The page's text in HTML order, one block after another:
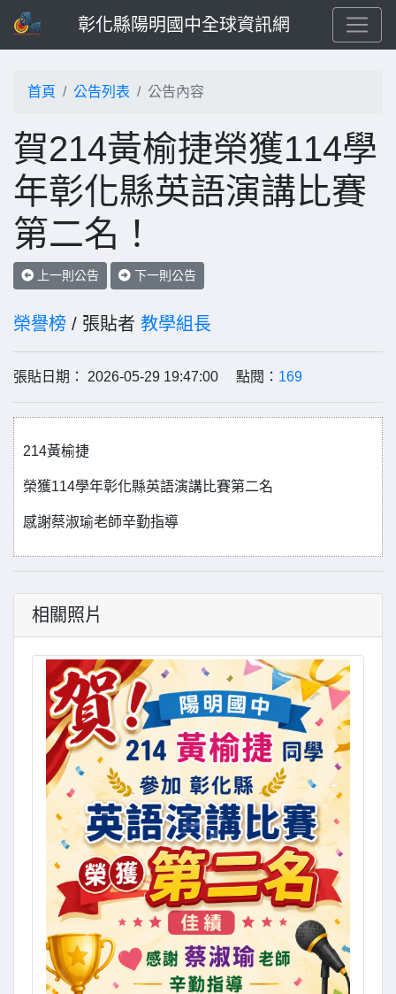
彰化縣陽明國中全球資訊網
首頁 公告列表 公告內容
賀214黃榆捷榮獲114學
年彰化縣英語演講比賽
第二名！
上一則公告 下一則公告
榮譽榜 / 張貼者 教學組長
張貼日期： 2026-05-29 19:47:00 點閱： 169
214黃榆捷
榮獲114學年彰化縣英語演講比賽第二名
感謝蔡淑瑜老師辛勤指導
相關照片